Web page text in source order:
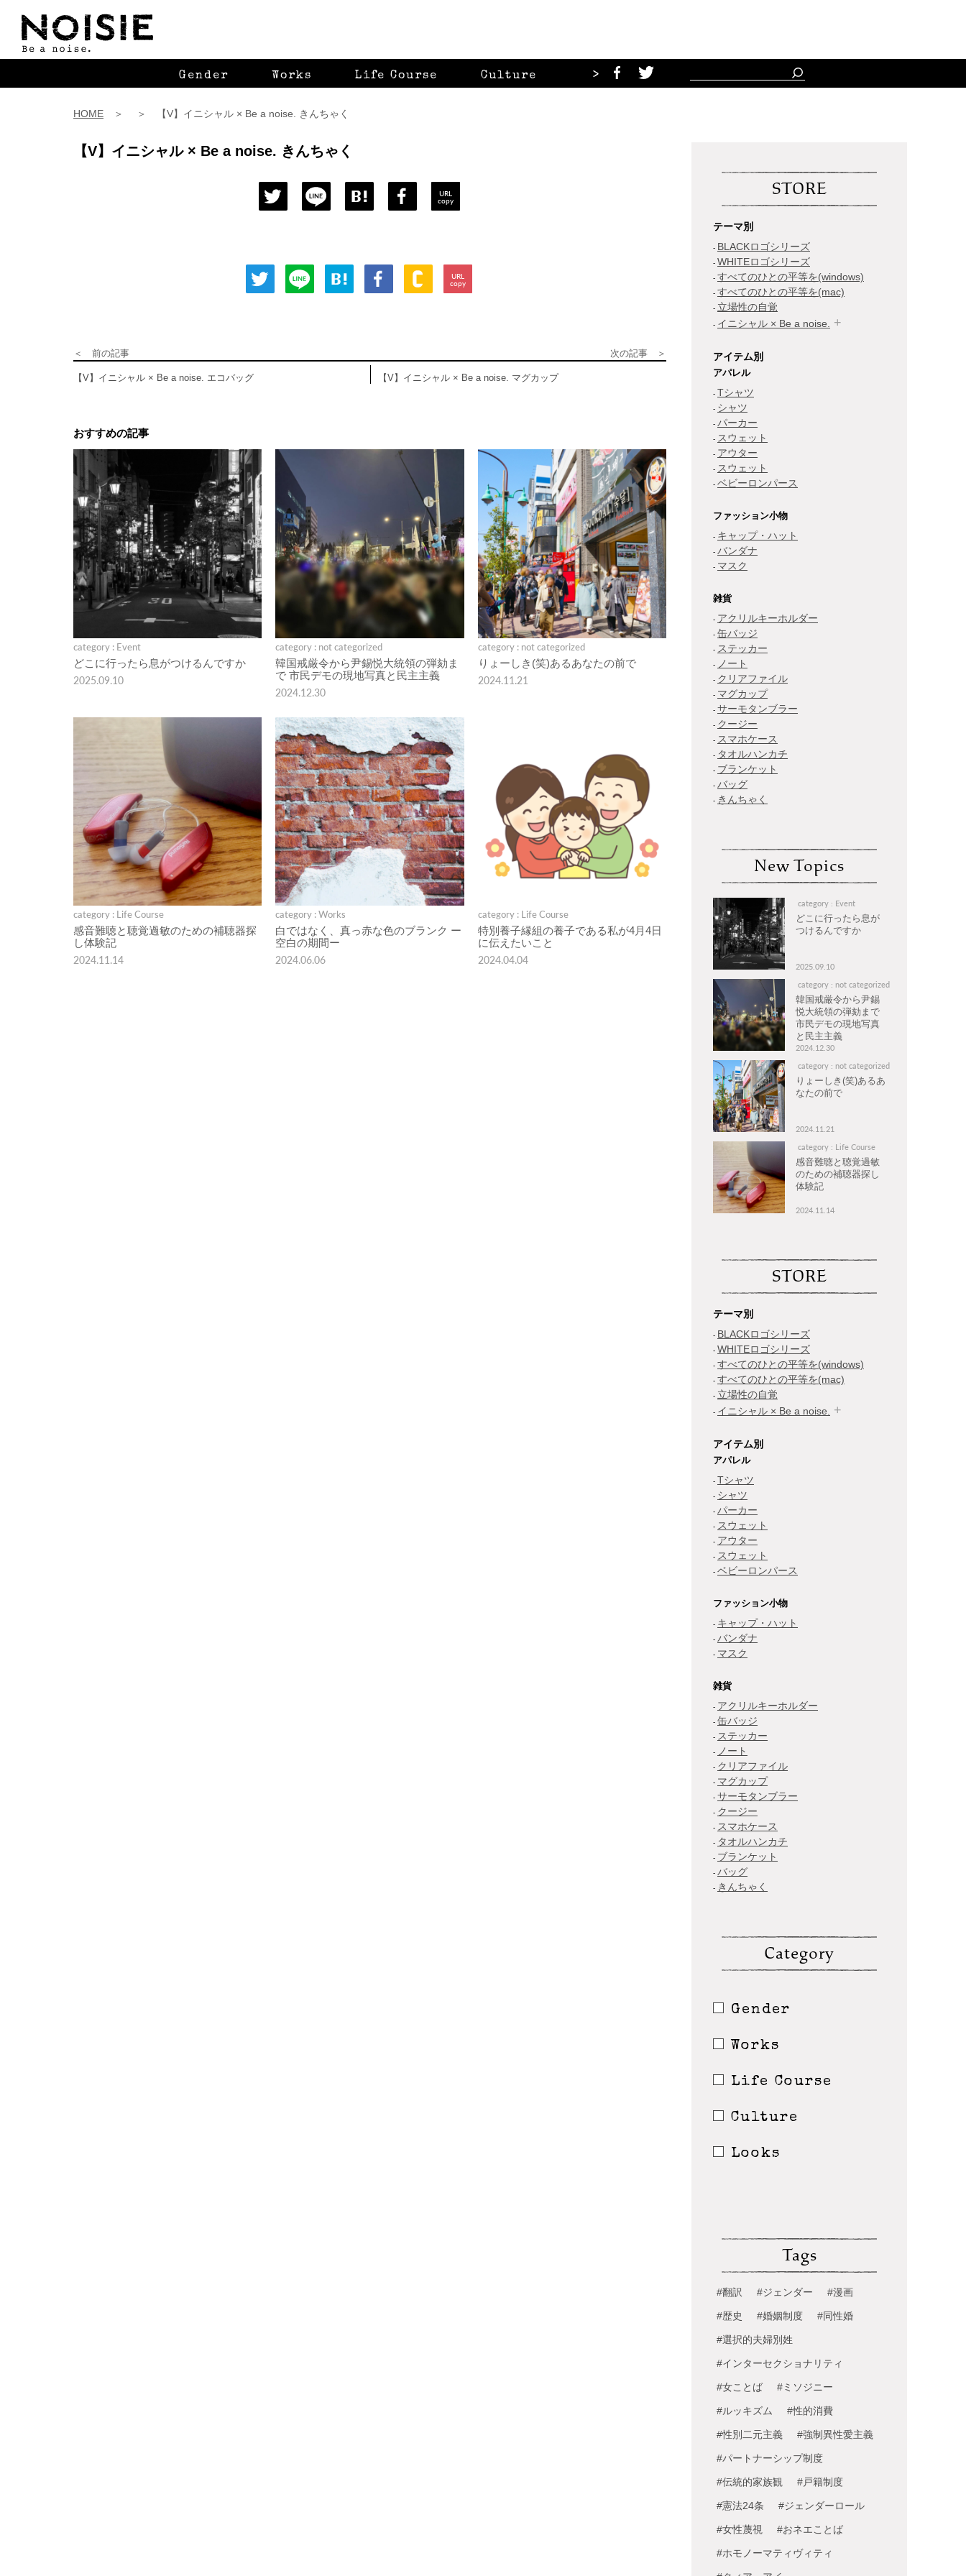
Gender Works Life Course Culture Looks
>
HOME ＞ ＞ 【V】イニシャル × Be a noise. きんちゃく
【V】イニシャル × Be a noise. きんちゃく
URL
copy
URL
copy
＜ 前の記事 次の記事 ＞
【V】イニシャル × Be a noise. エコバッグ 【V】イニシャル × Be a noise. マグカップ
おすすめの記事
category : Event
どこに行ったら息がつけるんですか
2025.09.10
category : not categorized
韓国戒厳令から尹錫悦大統領の弾劾ま
で 市民デモの現地写真と民主主義
2024.12.30
category : not categorized
りょーしき(笑)あるあなたの前で
2024.11.21
category : Life Course
感音難聴と聴覚過敏のための補聴器探
し体験記
2024.11.14
category : Works
白ではなく、真っ赤な色のブランク ー
空白の期間ー
2024.06.06
category : Life Course
特別養子縁組の養子である私が4月4日
に伝えたいこと
2024.04.04
STORE
テーマ別
BLACKロゴシリーズ
WHITEロゴシリーズ
すべてのひとの平等を(windows)
すべてのひとの平等を(mac)
立場性の自覚
イニシャル × Be a noise.
アイテム別
アパレル
Tシャツ
シャツ
パーカー
スウェット
アウター
スウェット
ベビーロンパース
ファッション小物
キャップ・ハット
バンダナ
マスク
雑貨
アクリルキーホルダー
缶バッジ
ステッカー
ノート
クリアファイル
マグカップ
サーモタンブラー
クージー
スマホケース
タオルハンカチ
ブランケット
バッグ
きんちゃく
New Topics
category : Event
どこに行ったら息が
つけるんですか
2025.09.10
category : not categorized
韓国戒厳令から尹錫
悦大統領の弾劾まで
市民デモの現地写真
と民主主義
2024.12.30
category : not categorized
りょーしき(笑)あるあ
なたの前で
2024.11.21
category : Life Course
感音難聴と聴覚過敏
のための補聴器探し
体験記
2024.11.14
STORE
テーマ別
BLACKロゴシリーズ
WHITEロゴシリーズ
すべてのひとの平等を(windows)
すべてのひとの平等を(mac)
立場性の自覚
イニシャル × Be a noise.
アイテム別
アパレル
Tシャツ
シャツ
パーカー
スウェット
アウター
スウェット
ベビーロンパース
ファッション小物
キャップ・ハット
バンダナ
マスク
雑貨
アクリルキーホルダー
缶バッジ
ステッカー
ノート
クリアファイル
マグカップ
サーモタンブラー
クージー
スマホケース
タオルハンカチ
ブランケット
バッグ
きんちゃく
Category
Gender
Works
Life Course
Culture
Looks
Tags
#翻訳 #ジェンダー #漫画
#歴史 #婚姻制度 #同性婚
#選択的夫婦別姓
#インターセクショナリティ
#女ことば #ミソジニー
#ルッキズム #性的消費
#性別二元主義 #強制異性愛主義
#パートナーシップ制度
#伝統的家族観 #戸籍制度
#憲法24条 #ジェンダーロール
#女性蔑視 #おネエことば
#ホモノーマティヴィティ